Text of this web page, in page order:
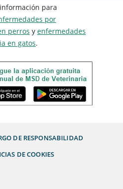
para
por
perros y enfermedades
en gatos.
DE RESPONSABILIDAD
DE COOKIES